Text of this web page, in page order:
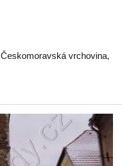
Českomoravská vrchovina,